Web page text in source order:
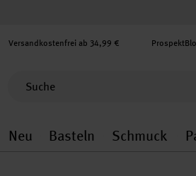
Versandkostenfrei ab 34,99 € Prospekt
Neu
Neu general.openMenu
Basteln
Basteln
Schmuck